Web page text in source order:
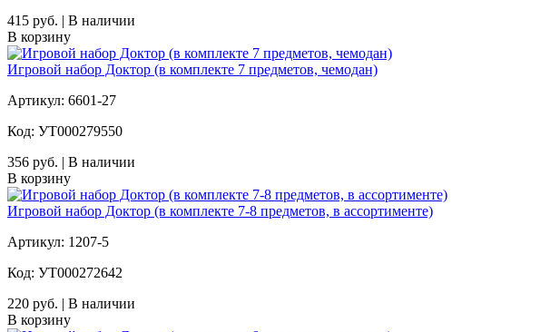
415 руб. | В наличии
В корзину
Игровой набор Доктор (в комплекте 7 предметов, чемодан)
Артикул: 6601-27
Код: УТ000279550
356 руб. | В наличии
В корзину
Игровой набор Доктор (в комплекте 7-8 предметов, в ассортименте)
Артикул: 1207-5
Код: УТ000272642
220 руб. | В наличии
В корзину